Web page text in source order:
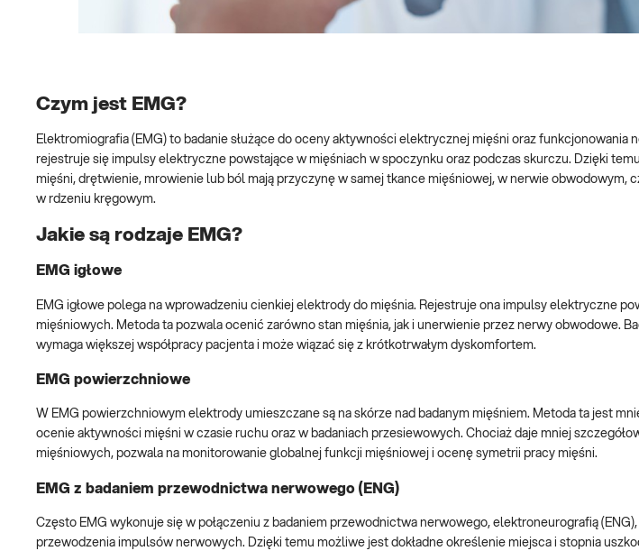
Czym jest EMG?
Elektromiografia (EMG) to badanie służące do oceny aktywności elektrycznej mięśni oraz funkcjonowania
rejestruje się impulsy elektryczne powstające w mięśniach w spoczynku oraz podczas skurczu. Dzięki
mięśni, drętwienie, mrowienie lub ból mają przyczynę w samej tkance mięśniowej, w nerwie obwodowym,
w rdzeniu kręgowym.
Jakie są rodzaje EMG?
EMG igłowe
EMG igłowe polega na wprowadzeniu cienkiej elektrody do mięśnia. Rejestruje ona impulsy elektryczne
mięśniowych. Metoda ta pozwala ocenić zarówno stan mięśnia, jak i unerwienie przez nerwy obwodowe.
wymaga większej współpracy pacjenta i może wiązać się z krótkotrwałym dyskomfortem.
EMG powierzchniowe
W EMG powierzchniowym elektrody umieszczane są na skórze nad badanym mięśniem. Metoda ta jest
ocenie aktywności mięśni w czasie ruchu oraz w badaniach przesiewowych. Chociaż daje mniej
mięśniowych, pozwala na monitorowanie globalnej funkcji mięśniowej i ocenę symetrii pracy mięśni.
EMG z badaniem przewodnictwa nerwowego (ENG)
Często EMG wykonuje się w połączeniu z badaniem przewodnictwa nerwowego, elektroneurografią
przewodzenia impulsów nerwowych. Dzięki temu możliwe jest dokładne określenie miejsca i stopnia